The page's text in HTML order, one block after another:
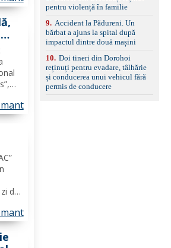
din
pentru violență în familie
9. Accident la Pădureni. Un
bărbat a ajuns la spital după
impactul dintre două mașini
10. Doi tineri din Dorohoi
reținuți pentru evadare, tâlhărie
și conducerea unui vehicul fără
permis de conducere